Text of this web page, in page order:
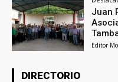
Juan
Editor
DIRECTORIO